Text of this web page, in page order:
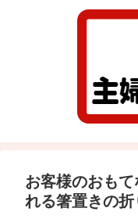
お客様のおも
れる箸置きの折